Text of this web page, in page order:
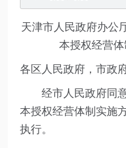
天津市人民政府办公
本授权经营
各区人民政府，市政
经市人民政府同
本授权经营体制实施
执行。